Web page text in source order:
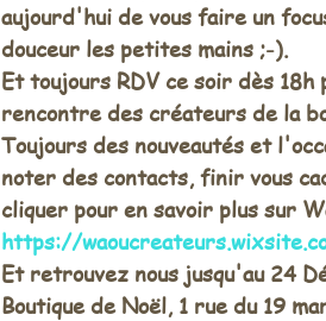
aujourd'hui de vous faire un
douceur les petites mains ;-).
Et toujours RDV ce soir dès
rencontre des créateurs de la
Toujours des nouveautés et
noter des contacts, finir vous
cliquer pour en savoir plus sur
https://
Et retrouvez nous jusqu'au 24
Boutique de Noël, 1 rue du 19